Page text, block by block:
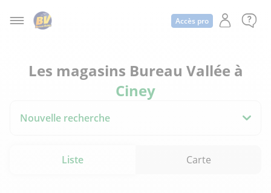
Accès pro
Les magasins Bureau Vallée à
Ciney
Nouvelle recherche
Liste Carte